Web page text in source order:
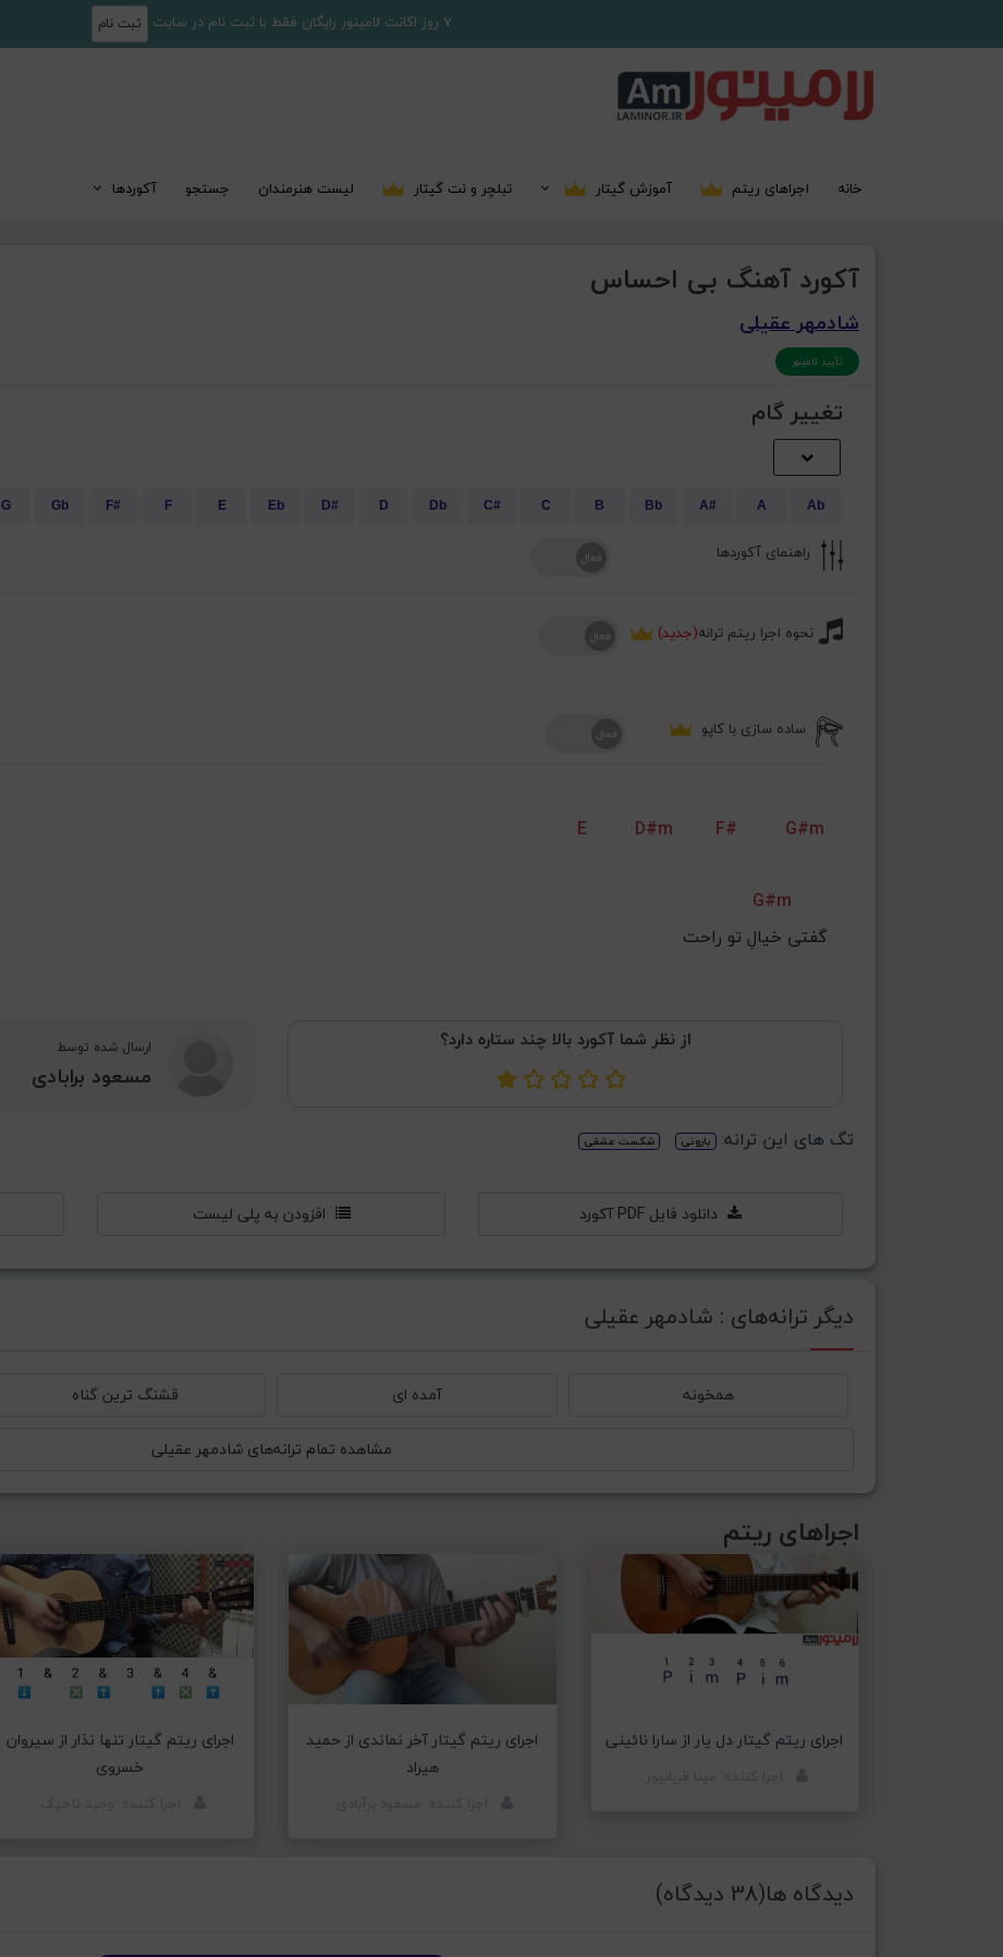
7 روز اکانت لامینور رایگان فقط با ثبت نام در سایت ثبت نام
خانه اجراهای ریتم آموزش گیتار تبلچر و نت گیتار لیست هنرمندان جستجو آکوردها
آکورد آهنگ بی احساس
شادمهر عقیلی
تأیید لامینور
تغییر گام
Ab
A
A#
Bb
B
C
C#
Db
D
D#
Eb
E
F
F#
Gb
G
راهنمای آکوردها
نحوه اجرا ریتم ترانه(جدید)
ساده سازی با کاپو
E D#m F# G#m
G#m
گفتی خیالِ تو راحت
از نظر شما آکورد بالا چند ستاره دارد؟ ارسال شده توسط
مسعود برابادی
تگ های این ترانه: بارونی شکست عشقی
افزودن به پلی لیست
دیگر ترانه‌های : شادمهر عقیلی
همخونه آمده ای قشنگ‌ ترین گناه
مشاهده تمام ترانه‌های شادمهر عقیلی
اجراهای ریتم
اجرای ریتم گیتار دل یار از سارا نائینی
اجرای ریتم گیتار آخر نماندی از حمید
هیراد
اجرای ریتم گیتار تنها نذار از سیروان
خسروی
دیدگاه ها(38 دیدگاه)